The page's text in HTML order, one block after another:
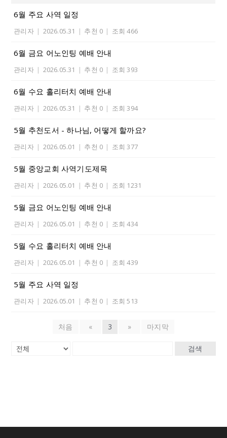
6월 주요 사역 일정
관리자 | 2026.05.31 | 추천 0 | 조회 466
6월 금요 어노인팅 예배 안내
관리자 | 2026.05.31 | 추천 0 | 조회 393
6월 수요 홀리터치 예배 안내
관리자 | 2026.05.31 | 추천 0 | 조회 394
5월 추천도서 - 하나님, 어떻게 할까요?
관리자 | 2026.05.01 | 추천 0 | 조회 377
5월 중앙교회 사역기도제목
관리자 | 2026.05.01 | 추천 0 | 조회 1231
5월 금요 어노인팅 예배 안내
관리자 | 2026.05.01 | 추천 0 | 조회 434
5월 수요 홀리터치 예배 안내
관리자 | 2026.05.01 | 추천 0 | 조회 439
5월 주요 사역 일정
관리자 | 2026.05.01 | 추천 0 | 조회 513
처음 « 3 » 마지막
검색